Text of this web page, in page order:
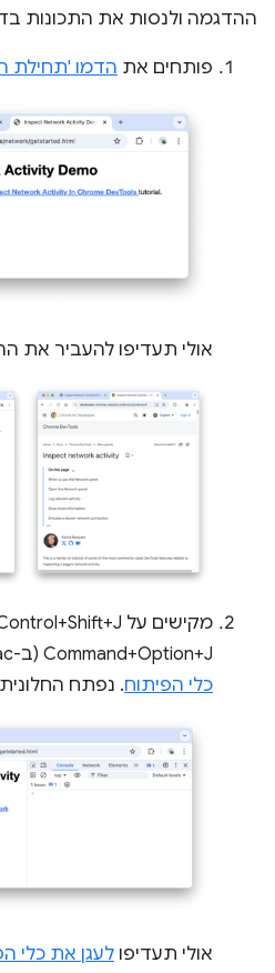
ההדגמה ולנסות את התכונות
פותחים את הדמו 'תחילת
אולי תעדיפו להעביר את
Command+Option+J (ב-Mac) כדי
כלי הפיתוח. נפתח החלונית
אולי תעדיפו לעגן את כלי